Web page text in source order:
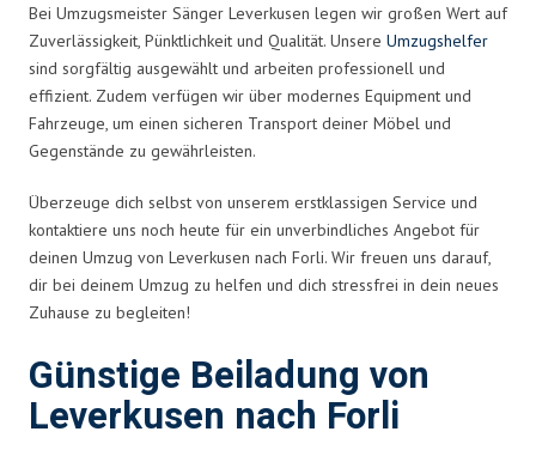
Bei Umzugsmeister Sänger Leverkusen legen wir großen Wert auf
Zuverlässigkeit, Pünktlichkeit und Qualität. Unsere Umzugshelfer
sind sorgfältig ausgewählt und arbeiten professionell und
effizient. Zudem verfügen wir über modernes Equipment und
Fahrzeuge, um einen sicheren Transport deiner Möbel und
Gegenstände zu gewährleisten.
Überzeuge dich selbst von unserem erstklassigen Service und
kontaktiere uns noch heute für ein unverbindliches Angebot für
deinen Umzug von Leverkusen nach Forli. Wir freuen uns darauf,
dir bei deinem Umzug zu helfen und dich stressfrei in dein neues
Zuhause zu begleiten!
Günstige Beiladung von
Leverkusen nach Forli